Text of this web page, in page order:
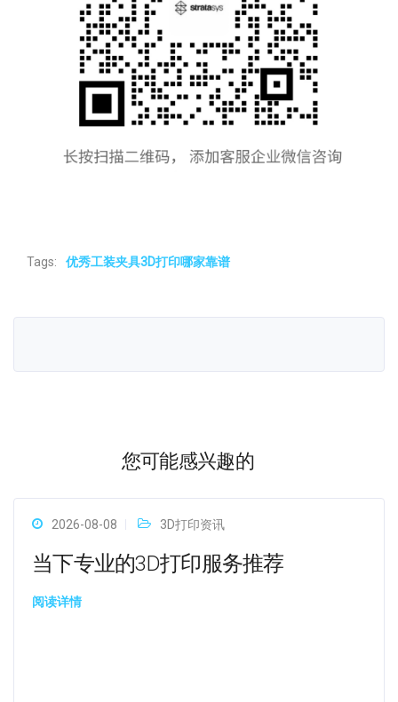
Tags: 优秀工装夹具3D打印哪家靠谱
您可能感兴趣的
2026-08-08 3D打印资讯
当下专业的3D打印服务推荐
阅读详情